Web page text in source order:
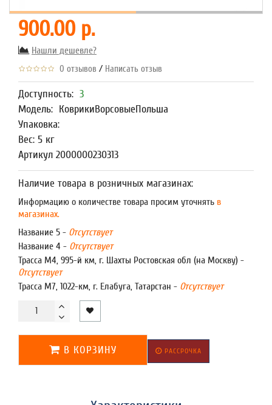
900.00 р.
Нашли дешевле?
0 отзывов / Написать отзыв
Доступность: 3
Модель: КоврикиВорсовыеПольша
Упаковка:
Вес: 5 кг
Артикул 2000000230313
Наличие товара в розничных магазинах:
Информацию о количестве товара просим уточнять в
магазинах.
Название 5 - Отсутствует
Название 4 - Отсутствует
Трасса М4, 995-й км, г. Шахты Ростовская обл (на Москву) -
Отсутствует
Трасса М7, 1022-км, г. Елабуга, Татарстан - Отсутствует
В КОРЗИНУ РАССРОЧКА